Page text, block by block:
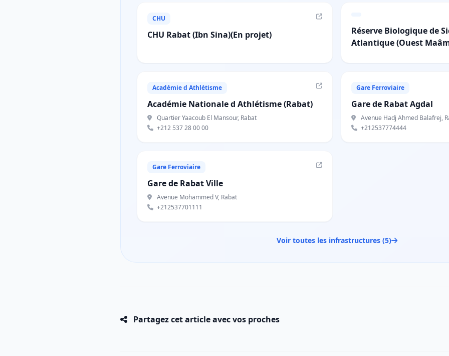
CHU
CHU Rabat (Ibn Sina)(En projet)
Réserve Biologique de
Atlantique (Ouest
Académie d Athlétisme
Académie Nationale d Athlétisme (Rabat)
Quartier Yaacoub El Mansour, Rabat
+212 537 28 00 00
Gare Ferroviaire
Gare de Rabat Agdal
Avenue Hadj Ahmed Balafrej,
+212537774444
Gare Ferroviaire
Gare de Rabat Ville
Avenue Mohammed V, Rabat
+212537701111
Voir toutes les infrastructures (5)
Partagez cet article avec vos proches